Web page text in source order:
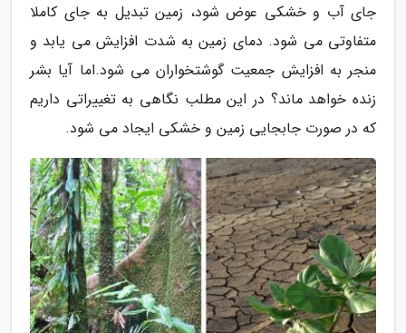
جای آب و خشکی عوض شود، زمین تبدیل به جای کاملا
متفاوتی می شود. دمای زمین به شدت افزایش می یابد و
منجر به افزایش جمعیت گوشتخواران می شود.اما آیا بشر
زنده خواهد ماند؟ در این مطلب نگاهی به تغییراتی داریم
که در صورت جابجایی زمین و خشکی ایجاد می شود.